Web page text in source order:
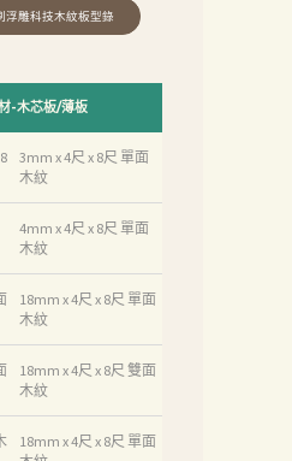
-木芯板/薄板
3mm x 4尺 x 8尺 單面
木紋
4mm x 4尺 x 8尺 單面
木紋
18mm x 4尺 x 8尺 單面
木紋
18mm x 4尺 x 8尺 雙面
木紋
18mm x 4尺 x 8尺 單面